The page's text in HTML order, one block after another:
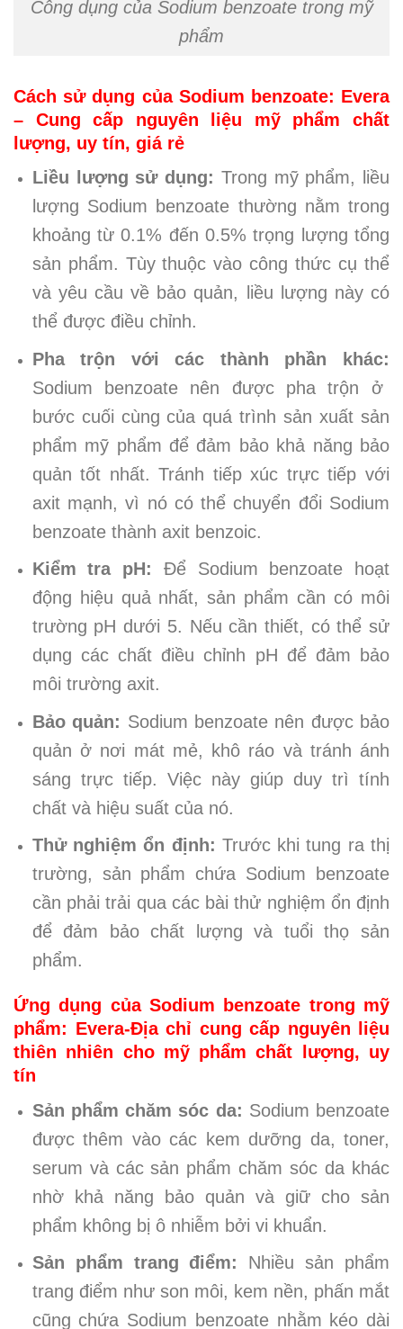
Công dụng của Sodium benzoate trong mỹ
phẩm
Cách sử dụng của Sodium benzoate: Evera
– Cung cấp nguyên liệu mỹ phẩm chất
lượng, uy tín, giá rẻ
Liều lượng sử dụng: Trong mỹ phẩm, liều
lượng Sodium benzoate thường nằm trong
khoảng từ 0.1% đến 0.5% trọng lượng tổng
sản phẩm. Tùy thuộc vào công thức cụ thể
và yêu cầu về bảo quản, liều lượng này có
thể được điều chỉnh.
Pha trộn với các thành phần khác:
Sodium benzoate nên được pha trộn ở
bước cuối cùng của quá trình sản xuất sản
phẩm mỹ phẩm để đảm bảo khả năng bảo
quản tốt nhất. Tránh tiếp xúc trực tiếp với
axit mạnh, vì nó có thể chuyển đổi Sodium
benzoate thành axit benzoic.
Kiểm tra pH:
Để Sodium benzoate hoạt
động hiệu quả nhất, sản phẩm cần có môi
trường pH dưới 5. Nếu cần thiết, có thể sử
dụng các chất điều chỉnh pH để đảm bảo
môi trường axit.
Bảo quản: Sodium benzoate nên được bảo
quản ở nơi mát mẻ, khô ráo và tránh ánh
sáng trực tiếp. Việc này giúp duy trì tính
chất và hiệu suất của nó.
Thử nghiệm ổn định: Trước khi tung ra thị
trường, sản phẩm chứa Sodium benzoate
cần phải trải qua các bài thử nghiệm ổn định
để đảm bảo chất lượng và tuổi thọ sản
phẩm.
Ứng dụng của Sodium benzoate trong mỹ
phẩm: Evera-Địa chỉ cung cấp nguyên liệu
thiên nhiên cho mỹ phẩm chất lượng, uy
tín
Sản phẩm chăm sóc da: Sodium benzoate
được thêm vào các kem dưỡng da, toner,
serum và các sản phẩm chăm sóc da khác
nhờ khả năng bảo quản và giữ cho sản
phẩm không bị ô nhiễm bởi vi khuẩn.
Sản phẩm trang điểm:
Nhiều sản phẩm
trang điểm như son môi, kem nền, phấn mắt
cũng chứa Sodium benzoate nhằm kéo dài